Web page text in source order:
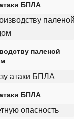
БПЛА
паленой
БПЛА